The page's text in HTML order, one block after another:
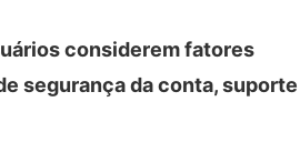
considerem fatores
segurança da conta, suporte